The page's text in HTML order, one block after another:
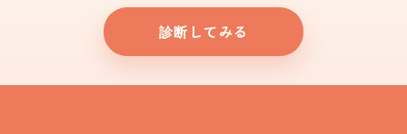
診断してみる